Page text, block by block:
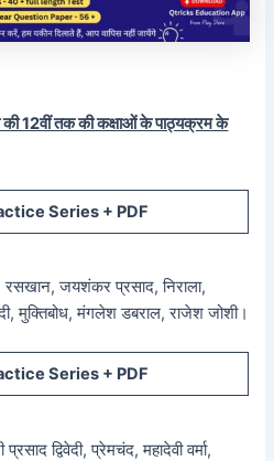
की 12वीं तक की कक्षाओं के पाठ्यक्रम के
Series + PDF
रसखान, जयशंकर प्रसाद, निराला,
मुक्तिबोध, मंगलेश डबराल, राजेश जोशी।
Series + PDF
द्विवेदी, प्रेमचंद, महादेवी वर्मा,